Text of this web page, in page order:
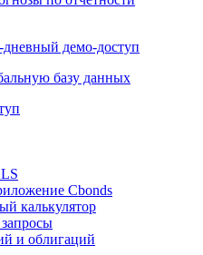
Cbonds
дневный
базу данных